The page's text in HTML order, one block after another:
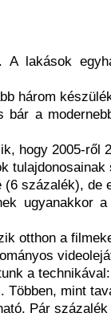
lakások
három
bár a
hogy 2005-ről
tulajdonosainak
százalék), de
ugyanakkor
otthon a
a
Többen, mint
Pár százalék